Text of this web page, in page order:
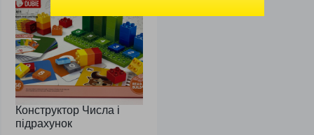
Конструктор Числа і
підрахунок